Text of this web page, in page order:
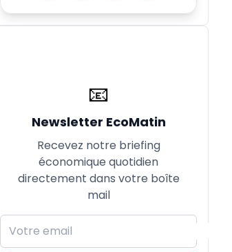
📧
Newsletter EcoMatin
Recevez notre briefing
économique quotidien
directement dans votre boîte
mail